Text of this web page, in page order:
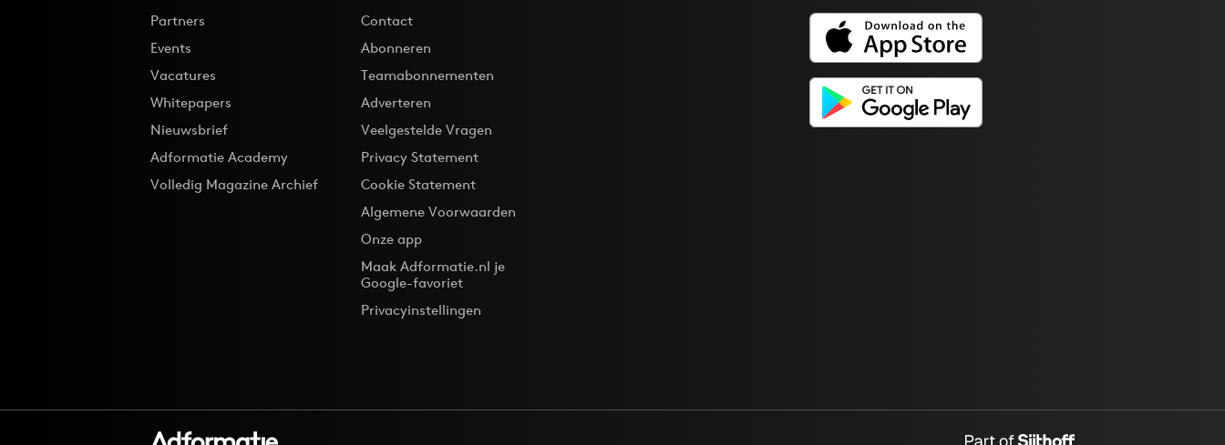
Partners
Events
Vacatures
Whitepapers
Nieuwsbrief
Adformatie Academy
Volledig Magazine Archief
Contact
Abonneren
Teamabonnementen
Adverteren
Veelgestelde Vragen
Privacy Statement
Cookie Statement
Algemene Voorwaarden
Onze app
Maak Adformatie.nl je
Google-favoriet
Privacyinstellingen